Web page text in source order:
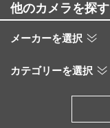
他のカメラを探す
メーカーを選択
カテゴリーを選択